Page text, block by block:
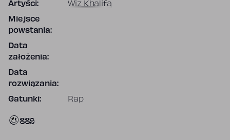
Artyści: Wiz Khalifa
Miejsce
powstania:
Data
założenia:
Data
rozwiązania:
Gatunki: Rap
889